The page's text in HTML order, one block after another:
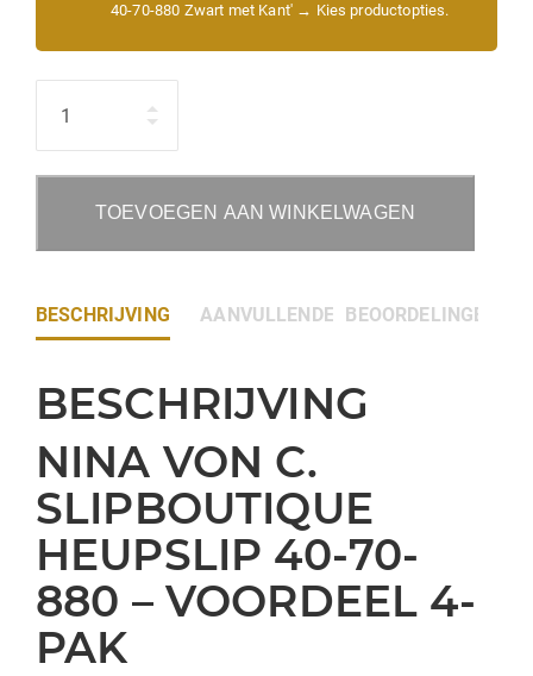
40-70-880 Zwart met Kant' → Kies productopties.
TOEVOEGEN AAN WINKELWAGEN
BESCHRIJVING AANVULLENDE INFORMATIE
BEOORDELINGEN (0)
BESCHRIJVING
NINA VON C.
SLIPBOUTIQUE
HEUPSLIP 40-70-
880 – VOORDEEL 4-
PAK